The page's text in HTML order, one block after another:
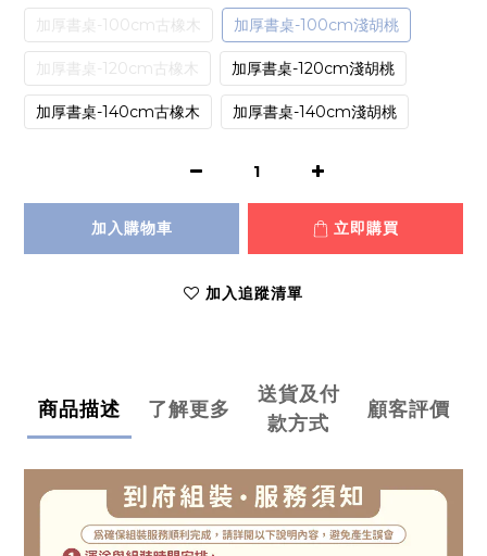
加厚書桌-100cm古橡木 加厚書桌-100cm淺胡桃
加厚書桌-120cm古橡木 加厚書桌-120cm淺胡桃
加厚書桌-140cm古橡木 加厚書桌-140cm淺胡桃
加入購物車 立即購買
加入追蹤清單
商品描述 了解更多
送貨及付
款方式
顧客評價